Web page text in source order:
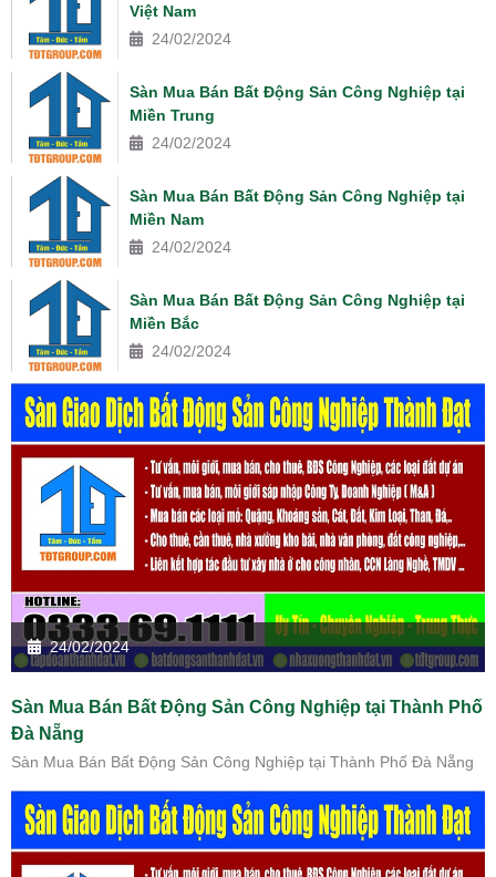
Việt Nam
24/02/2024
Sàn Mua Bán Bất Động Sản Công Nghiệp tại
Miền Trung
24/02/2024
Sàn Mua Bán Bất Động Sản Công Nghiệp tại
Miền Nam
24/02/2024
Sàn Mua Bán Bất Động Sản Công Nghiệp tại
Miền Bắc
24/02/2024
24/02/2024
Sàn Mua Bán Bất Động Sản Công Nghiệp tại Thành Phố
Đà Nẵng
Sàn Mua Bán Bất Động Sản Công Nghiệp tại Thành Phố Đà Nẵng